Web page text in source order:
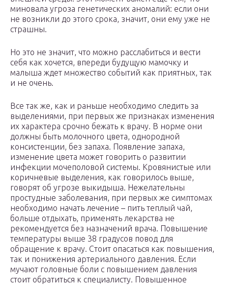
миновала угроза генетических аномалий: если они
не возникли до этого срока, значит, они ему уже не
страшны.
Но это не значит, что можно расслабиться и вести
себя как хочется, впереди будущую мамочку и
малыша ждет множество событий как приятных, так
и не очень.
Все так же, как и раньше необходимо следить за
выделениями, при первых же признаках изменения
их характера срочно бежать к врачу. В норме они
должны быть молочного цвета, однородной
консистенции, без запаха. Появление запаха,
изменение цвета может говорить о развитии
инфекции мочеполовой системы. Кровянистые или
коричневые выделения, как говорилось выше,
говорят об угрозе выкидыша. Нежелательны
простудные заболевания, при первых же симптомах
необходимо начать лечение – пить теплый чай,
больше отдыхать, применять лекарства не
рекомендуется без назначений врача. Повышение
температуры выше 38 градусов повод для
обращение к врачу. Стоит опасаться как повышения,
так и понижения артериального давления. Если
мучают головные боли с повышением давления
стоит обратиться к специалисту. Повышенное